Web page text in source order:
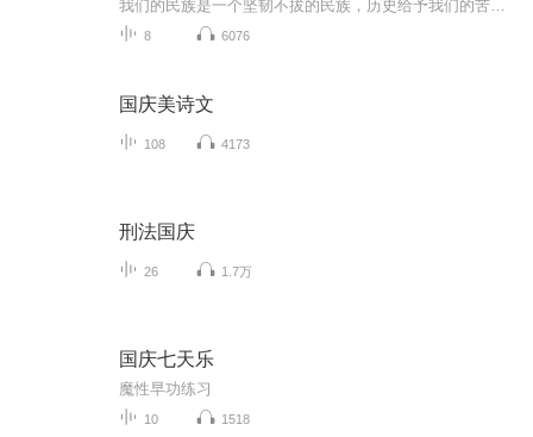
8 6076
国庆美诗文
108 4173
刑法国庆
26 1.7万
国庆七天乐
魔性早功练习
10 1518